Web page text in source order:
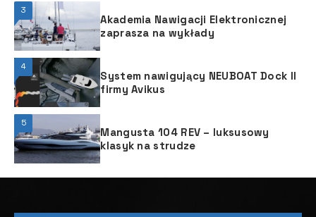
3
Akademia Nawigacji Elektronicznej
zaprasza na wykłady
4
System nawigujący NEUBOAT Dock II
firmy Avikus
5
Mangusta 104 REV – luksusowy
klasyk na strudze